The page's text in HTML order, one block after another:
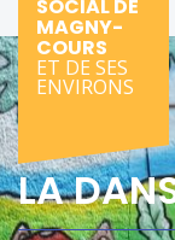
SOCIAL DE
MAGNY-
COURS
ET DE SES
ENVIRONS
LA